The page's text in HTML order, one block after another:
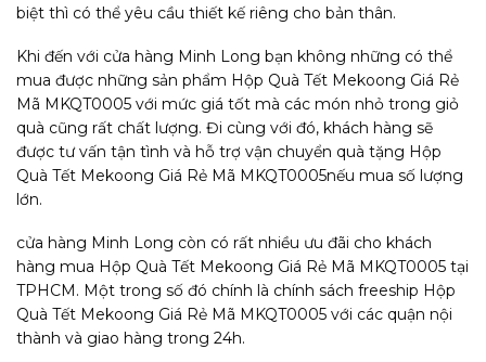
biệt thì có thể yêu cầu thiết kế riêng cho bản thân.
Khi đến với cửa hàng Minh Long bạn không những có thể
mua được những sản phẩm Hộp Quà Tết Mekoong Giá Rẻ
Mã MKQT0005 với mức giá tốt mà các món nhỏ trong giỏ
quà cũng rất chất lượng. Đi cùng với đó, khách hàng sẽ
được tư vấn tận tình và hỗ trợ vận chuyển quà tặng Hộp
Quà Tết Mekoong Giá Rẻ Mã MKQT0005nếu mua số lượng
lớn.
cửa hàng Minh Long còn có rất nhiều ưu đãi cho khách
hàng mua Hộp Quà Tết Mekoong Giá Rẻ Mã MKQT0005 tại
TPHCM. Một trong số đó chính là chính sách freeship Hộp
Quà Tết Mekoong Giá Rẻ Mã MKQT0005 với các quận nội
thành và giao hàng trong 24h.